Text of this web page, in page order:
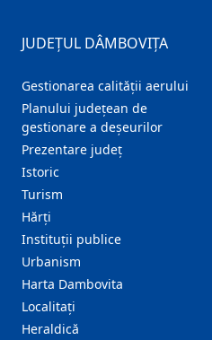
JUDEȚUL DÂMBOVIȚA
Gestionarea calității aerului
Planului județean de
gestionare a deșeurilor
Prezentare judeţ
Istoric
Turism
Hărţi
Instituţii publice
Urbanism
Harta Dambovita
Localitaţi
Heraldică